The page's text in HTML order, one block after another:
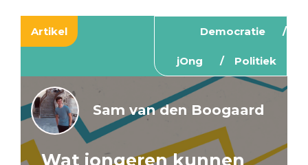
Artikel Democratie
jOng Politiek
Sam van den Boogaard
Wat jongeren kunnen